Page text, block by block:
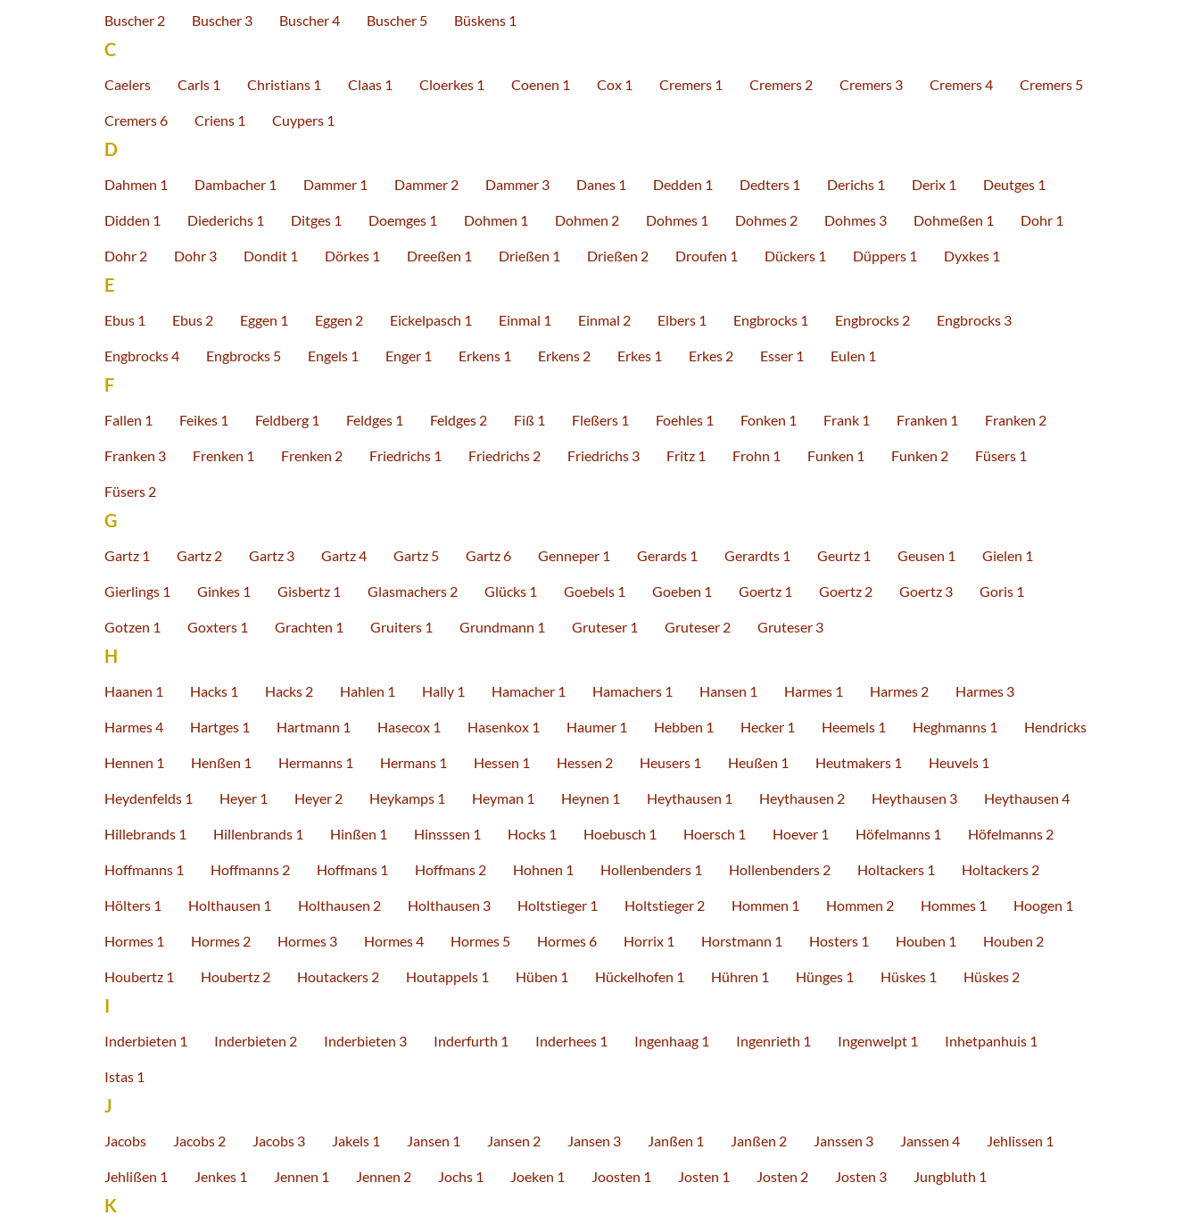
Buscher 2 Buscher 3 Buscher 4 Buscher 5 Büskens 1
C
Caelers Carls 1 Christians 1 Claas 1 Cloerkes 1 Coenen 1 Cox 1 Cremers 1 Cremers 2 Cremers 3 Cremers 4 Cremers 5
Cremers 6 Criens 1 Cuypers 1
D
Dahmen 1 Dambacher 1 Dammer 1 Dammer 2 Dammer 3 Danes 1 Dedden 1 Dedters 1 Derichs 1 Derix 1 Deutges 1
Didden 1 Diederichs 1 Ditges 1 Doemges 1 Dohmen 1 Dohmen 2 Dohmes 1 Dohmes 2 Dohmes 3 Dohmeßen 1 Dohr 1
Dohr 2 Dohr 3 Dondit 1 Dörkes 1 Dreeßen 1 Drießen 1 Drießen 2 Droufen 1 Dückers 1 Düppers 1 Dyxkes 1
E
Ebus 1 Ebus 2 Eggen 1 Eggen 2 Eickelpasch 1 Einmal 1 Einmal 2 Elbers 1 Engbrocks 1 Engbrocks 2 Engbrocks 3
Engbrocks 4 Engbrocks 5 Engels 1 Enger 1 Erkens 1 Erkens 2 Erkes 1 Erkes 2 Esser 1 Eulen 1
F
Fallen 1 Feikes 1 Feldberg 1 Feldges 1 Feldges 2 Fiß 1 Fleßers 1 Foehles 1 Fonken 1 Frank 1 Franken 1 Franken 2
Franken 3 Frenken 1 Frenken 2 Friedrichs 1 Friedrichs 2 Friedrichs 3 Fritz 1 Frohn 1 Funken 1 Funken 2 Füsers 1
Füsers 2
G
Gartz 1 Gartz 2 Gartz 3 Gartz 4 Gartz 5 Gartz 6 Genneper 1 Gerards 1 Gerardts 1 Geurtz 1 Geusen 1 Gielen 1
Gierlings 1 Ginkes 1 Gisbertz 1 Glasmachers 2 Glücks 1 Goebels 1 Goeben 1 Goertz 1 Goertz 2 Goertz 3 Goris 1
Gotzen 1 Goxters 1 Grachten 1 Gruiters 1 Grundmann 1 Gruteser 1 Gruteser 2 Gruteser 3
H
Haanen 1 Hacks 1 Hacks 2 Hahlen 1 Hally 1 Hamacher 1 Hamachers 1 Hansen 1 Harmes 1 Harmes 2 Harmes 3
Harmes 4 Hartges 1 Hartmann 1 Hasecox 1 Hasenkox 1 Haumer 1 Hebben 1 Hecker 1 Heemels 1 Heghmanns 1 Hendricks
Hennen 1 Henßen 1 Hermanns 1 Hermans 1 Hessen 1 Hessen 2 Heusers 1 Heußen 1 Heutmakers 1 Heuvels 1
Heydenfelds 1 Heyer 1 Heyer 2 Heykamps 1 Heyman 1 Heynen 1 Heythausen 1 Heythausen 2 Heythausen 3 Heythausen 4
Hillebrands 1 Hillenbrands 1 Hinßen 1 Hinsssen 1 Hocks 1 Hoebusch 1 Hoersch 1 Hoever 1 Höfelmanns 1 Höfelmanns 2
Hoffmanns 1 Hoffmanns 2 Hoffmans 1 Hoffmans 2 Hohnen 1 Hollenbenders 1 Hollenbenders 2 Holtackers 1 Holtackers 2
Hölters 1 Holthausen 1 Holthausen 2 Holthausen 3 Holtstieger 1 Holtstieger 2 Hommen 1 Hommen 2 Hommes 1 Hoogen 1
Hormes 1 Hormes 2 Hormes 3 Hormes 4 Hormes 5 Hormes 6 Horrix 1 Horstmann 1 Hosters 1 Houben 1 Houben 2
Houbertz 1 Houbertz 2 Houtackers 2 Houtappels 1 Hüben 1 Hückelhofen 1 Hühren 1 Hünges 1 Hüskes 1 Hüskes 2
I
Inderbieten 1 Inderbieten 2 Inderbieten 3 Inderfurth 1 Inderhees 1 Ingenhaag 1 Ingenrieth 1 Ingenwelpt 1 Inhetpanhuis 1
Istas 1
J
Jacobs Jacobs 2 Jacobs 3 Jakels 1 Jansen 1 Jansen 2 Jansen 3 Janßen 1 Janßen 2 Janssen 3 Janssen 4 Jehlissen 1
Jehlißen 1 Jenkes 1 Jennen 1 Jennen 2 Jochs 1 Joeken 1 Joosten 1 Josten 1 Josten 2 Josten 3 Jungbluth 1
K